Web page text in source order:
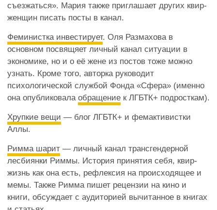
съезжаться». Мария также приглашает других квир-
женщин писать посты в канал.
Феминистка инвестирует. Оля Размахова в
основном посвящяет личный канал ситуации в
экономике, но и о её жене из постов тоже можно
узнать. Кроме того, авторка руководит
психологической службой Фонда «Сфера» (именно
она опубликовала обращение к ЛГБТК+ подросткам).
Хрупкие вещи — блог ЛГБТК+ и фемактивистки
Аллы.
Римма шарит — личный канал трансгендерной
лесбиянки Риммы. История принятия себя, квир-
жизнь как она есть, рефлексия на происходящее и
мемы. Также Римма пишет рецензии на кино и
книги, обсуждает с аудиторией вычитанное в книгах